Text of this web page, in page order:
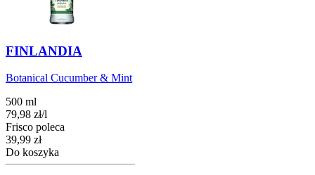
FINLANDIA
Botanical Cucumber & Mint
500 ml
79,98 zł/l
Frisco poleca
Cena
39,99 zł
Do koszyka